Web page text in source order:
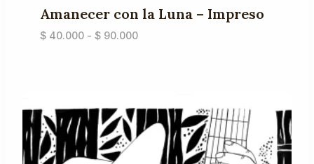
Amanecer con la Luna – Impreso
$40.000 - $90.000Rango
hasta
$ 90.000